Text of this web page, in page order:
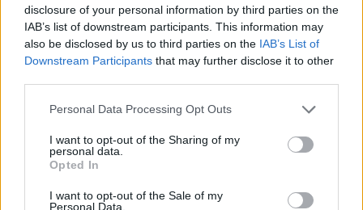
disclosure of your personal information by third parties on the
IAB’s list of downstream participants. This information may
also be disclosed by us to third parties on the IAB’s List of
Downstream Participants that may further disclose it to other
Personal Data Processing Opt Outs
I want to opt-out of the Sharing of my
personal data.
Opted In
I want to opt-out of the Sale of my
Personal Data.
Το FIAT 500 Hybrid τώρα από 18.990 ευρώ
μπορούσε να 'ναι ο κορυφαίος
Παναθηναϊκού με τέσσερις
(pic)
Είσοδος της γαλλικής Meridiam στην ηλεκτρική διασύνδεση Ελλάδας